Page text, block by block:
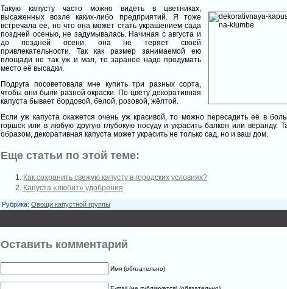
Такую капусту часто можно видеть в цветниках,
высаженных возле каких-либо предприятий. Я тоже
встречала её, но что она может стать украшением сада
поздней осенью, не задумывалась. Начиная с августа и
до поздней осени, она не теряет своей
привлекательности. Так как размер занимаемой ею
площади не так уж и мал, то заранее надо продумать
место её высадки.
Подруга посоветовала мне купить три разных сорта,
чтобы они были разной окраски. По цвету декоративная
капуста бывает бордовой, белой, розовой, жёлтой.
Если уж капуста окажется очень уж красивой, то можно пересадить её в
горшок или в любую другую глубокую посуду и украсить балкон или веранду.
образом, декоративная капуста может украсить не только сад, но и ваш дом.
Еще статьи по этой теме:
Как сохранить свежую капусту в городских условиях?
Капуста «любит» удобрения
Рубрика: Овощи капустной группы
Оставить комментарий
Имя (обязательно)